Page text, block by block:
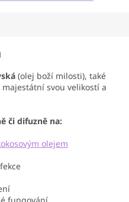
(olej boží milosti), také
majestátní svou velikostí a
či difuzně na:
olejem
fungování